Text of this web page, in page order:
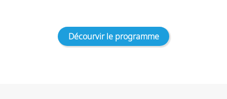
Décourvir le programme